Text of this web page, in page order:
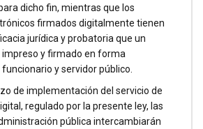
dicho fin, mientras que los
firmados digitalmente tienen
jurídica y probatoria que un
y firmado en forma
y servidor público.
de implementación del servicio de
regulado por la presente ley, las
pública intercambiarán